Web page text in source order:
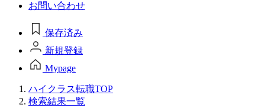
お問い合わせ
保存済み
新規登録
Mypage
ハイクラス転職TOP
検索結果一覧